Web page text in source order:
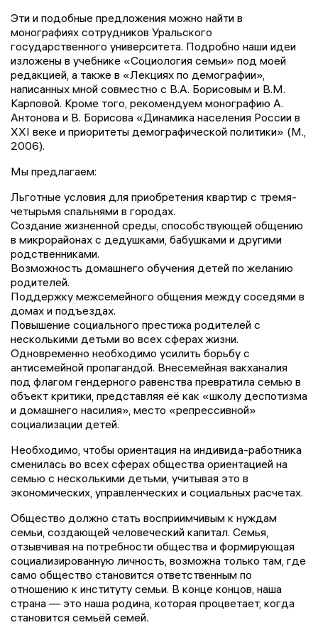
Эти и подобные предложения можно найти в
монографиях сотрудников Уральского
государственного университета. Подробно наши идеи
изложены в учебнике «Социология семьи» под моей
редакцией, а также в «Лекциях по демографии»,
написанных мной совместно с В.А. Борисовым и В.М.
Карповой. Кроме того, рекомендуем монографию А.
Антонова и В. Борисова «Динамика населения России в
XXI веке и приоритеты демографической политики» (М.,
2006).
Мы предлагаем:
Льготные условия для приобретения квартир с тремя-
четырьмя спальнями в городах.
Создание жизненной среды, способствующей общению
в микрорайонах с дедушками, бабушками и другими
родственниками.
Возможность домашнего обучения детей по желанию
родителей.
Поддержку межсемейного общения между соседями в
домах и подъездах.
Повышение социального престижа родителей с
несколькими детьми во всех сферах жизни.
Одновременно необходимо усилить борьбу с
антисемейной пропагандой. Внесемейная вакханалия
под флагом гендерного равенства превратила семью в
объект критики, представляя её как «школу деспотизма
и домашнего насилия», место «репрессивной»
социализации детей.
Необходимо, чтобы ориентация на индивида-работника
сменилась во всех сферах общества ориентацией на
семью с несколькими детьми, учитывая это в
экономических, управленческих и социальных расчетах.
Общество должно стать восприимчивым к нуждам
семьи, создающей человеческий капитал. Семья,
отзывчивая на потребности общества и формирующая
социализированную личность, возможна только там, где
само общество становится ответственным по
отношению к институту семьи. В конце концов, наша
страна — это наша родина, которая процветает, когда
становится семьёй семей.